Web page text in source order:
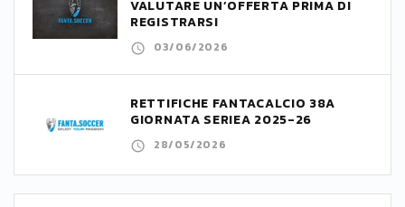
VALUTARE UN’OFFERTA PRIMA DI
REGISTRARSI
03/06/2026
RETTIFICHE FANTACALCIO 38A
GIORNATA SERIEA 2025-26
28/05/2026